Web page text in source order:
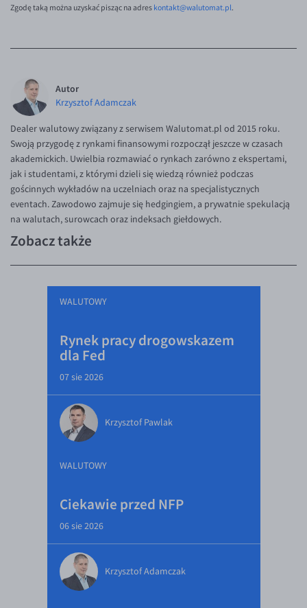
Zgodę taką można uzyskać pisząc na adres kontakt@walutomat.pl.
Autor
Krzysztof Adamczak
Dealer walutowy związany z serwisem Walutomat.pl od 2015 roku.
Swoją przygodę z rynkami finansowymi rozpoczął jeszcze w czasach
akademickich. Uwielbia rozmawiać o rynkach zarówno z ekspertami,
jak i studentami, z którymi dzieli się wiedzą również podczas
gościnnych wykładów na uczelniach oraz na specjalistycznych
eventach. Zawodowo zajmuje się hedgingiem, a prywatnie spekulacją
na walutach, surowcach oraz indeksach giełdowych.
Zobacz także
WALUTOWY
Rynek pracy drogowskazem
dla Fed
07 sie 2026
Krzysztof Pawlak
WALUTOWY
Ciekawie przed NFP
06 sie 2026
Krzysztof Adamczak